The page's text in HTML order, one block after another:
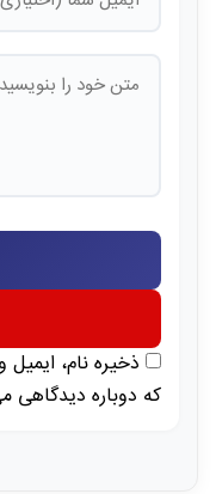
ذخیره نام،
که دوباره دیدگاهی